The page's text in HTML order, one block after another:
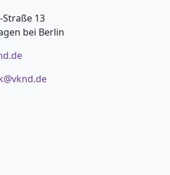
Straße 13
bei Berlin